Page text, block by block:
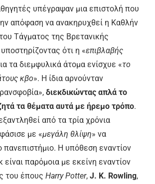
υπέγραψαν μια επιστολή που
απόφαση να ανακηρυχθεί η Καθλήν
Τάγματος της Βρετανικής
ότι η «επιβλαβής
τα διεμφυλικά άτομα ενίσχυε «το
κβο». Η ίδια αρνούνταν
διεκδικώντας απλά το
τα θέματα αυτά με ήρεμο τρόπο.
από τα τρία χρόνια
με «μεγάλη θλίψη» να
πανεπιστήμιο. Η υπόθεση εναντίον
παρόμοια με εκείνη εναντίον
του έπους Harry Potter, J. K. Rowling,